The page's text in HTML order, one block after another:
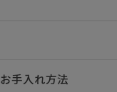
手入れ方法